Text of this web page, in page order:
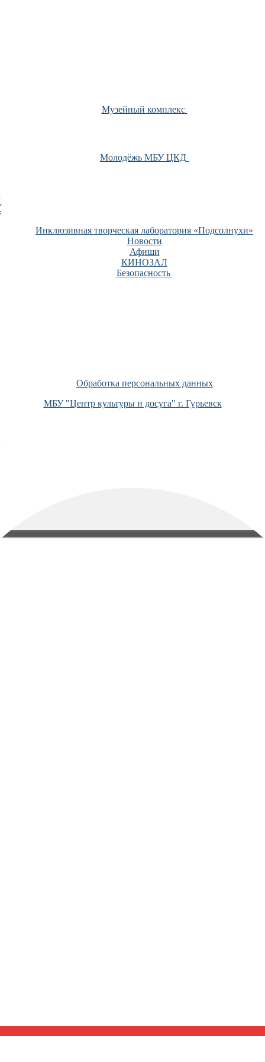
Музейный комплекс
Молодёжь МБУ ЦКД
Инклюзивная творческая лаборатория «Подсолнухи»
Новости
Афиши
КИНОЗАЛ
Безопасность
Обработка персональных данных
МБУ "Центр культуры и досуга" г. Гурьевск